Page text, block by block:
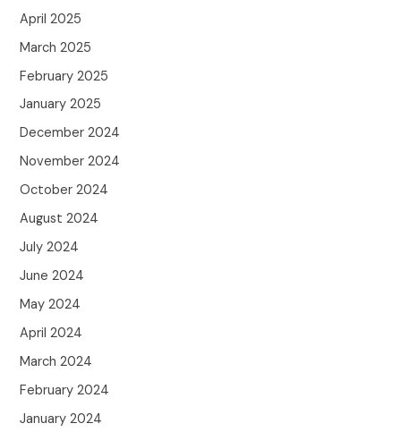
April 2025
March 2025
February 2025
January 2025
December 2024
November 2024
October 2024
August 2024
July 2024
June 2024
May 2024
April 2024
March 2024
February 2024
January 2024